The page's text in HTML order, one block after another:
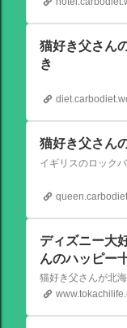
猫好き父さん
き
猫好き父さん
ディズニー大
んのハッピー